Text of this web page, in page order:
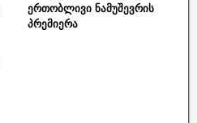
ერთობლივი ნამუშევრის
პრემიერა